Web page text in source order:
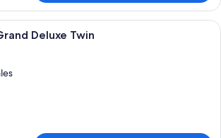
Habitación de hotel con dos camas,
Deluxe Twin